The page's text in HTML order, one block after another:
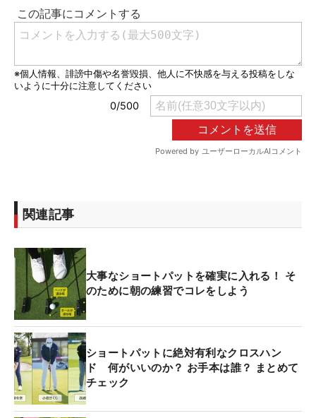
関連記事
大事なショートパットを確実に入れる！ そ
のために朝の練習でコレをしよう
ショートパットに絶対有利なクロスハン
ド 何がいいのか？ お手本は誰？ まとめて
チェック